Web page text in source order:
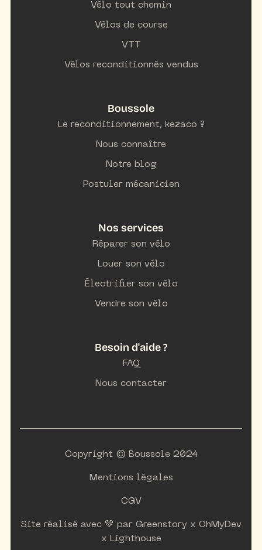
Vélo tout chemin
Vélos de course
VTT
Vélos reconditionnés vendus
Boussole
Le reconditionnement, kezaco ?
Nous connaître
Notre blog
Postuler mécanicien
Nos services
Réparer son vélo
Louer son vélo
Électrifier son vélo
Vendre son vélo
Besoin d'aide ?
FAQ
Nous contacter
Copyright © Boussole 2024
Mentions légales
CGV
Site réalisé avec 💚 par Greenstory x OhMyDev
x Lighthouse